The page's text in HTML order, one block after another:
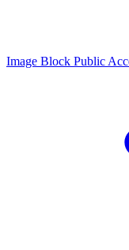
Image Block Public